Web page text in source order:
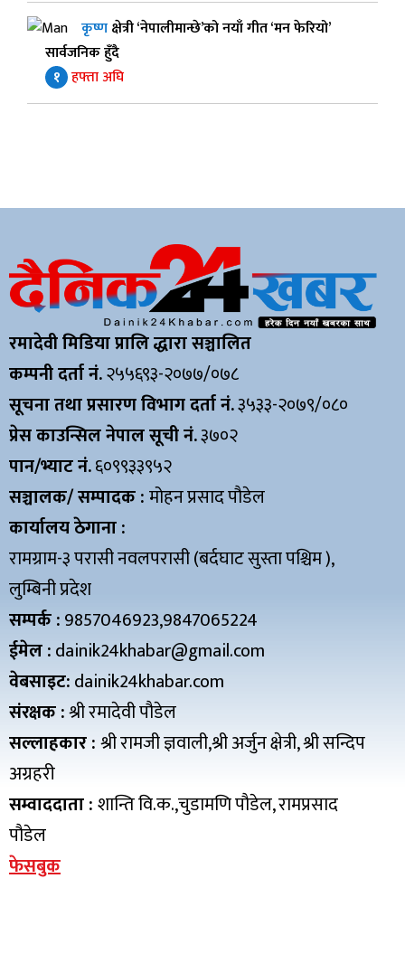
कृष्णक्षेत्री ‘नेपालीमान्छे’को नयाँ गीत ‘मन फेरियो’
सार्वजनिक हुँदै
१ हफ्ता अघि
रमादेवी मिडिया प्रालि द्धारा सञ्चालित
कम्पनी दर्ता नं.२५५६९३-२०७७/०७८
सूचना तथा प्रसारण विभाग दर्ता नं.३५३३-२०७९/०८०
प्रेस काउन्सिल नेपाल सूची नं.३७०२
पान/भ्याट नं.६०९९३३९५२
सञ्चालक/ सम्पादक :मोहन प्रसाद पौडेल
कार्यालय ठेगाना :
रामग्राम-३ परासी नवलपरासी (बर्दघाट सुस्ता पश्चिम ),
लुम्बिनी प्रदेश
सम्पर्क :9857046923,9847065224
ईमेल :dainik24khabar@gmail.com
वेबसाइट:dainik24khabar.com
संरक्षक :श्री रमादेवी पौडेल
सल्लाहकार :श्री रामजी ज्ञवाली,श्री अर्जुन क्षेत्री, श्री सन्दिप
अग्रहरी
सम्वाददाता :शान्ति वि.क.,चुडामणि पौडेल, रामप्रसाद
पौडेल
फेसबुक